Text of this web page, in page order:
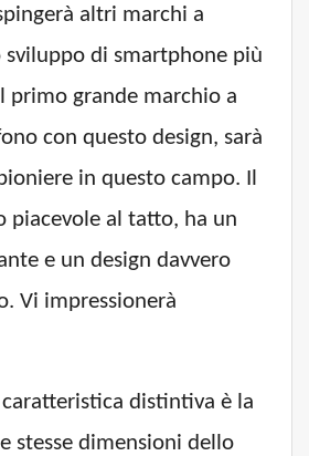
altri marchi a
sviluppo di smartphone più
primo grande marchio a
con questo design, sarà
in questo campo. Il
piacevole al tatto, ha un
e un design davvero
Vi impressionerà
distintiva è la
stesse dimensioni dello